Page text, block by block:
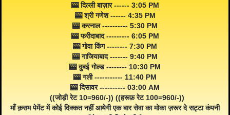
🎰 दिल्ली बाज़ार ------ 3:05 PM
🎰 श्री गणेश ------ 4:35 PM
🎰 करनाल ---------- 5:30 PM
🎰 फरीदाबाद --------- 6:05 PM
🎰 गोवा किंग -------- 7:30 PM
🎰 गाजियाबाद ------- 9:40 PM
🎰 दुबई गोल्ड -------- 10:30 PM
🎰 गली ----------- 11:40 PM
🎰 दिसावर ---------- 03:00 AM
((जोड़ी रेट 10=960/-)) ((हरूफ़ रेट 100=960/-))
माँ क़सम पेमेंट में कोई दिक्कत नहीं आयेगी एक बार सेवा का मोका ज़रूर दे सट्टा कंपनी